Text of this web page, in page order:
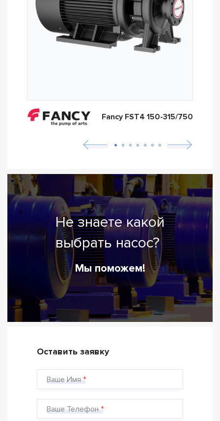
Fancy FST4 150-315/750
Не знаете какой
выбрать насос?
Мы поможем!
Оставить заявку
Ваше Имя
Ваше Телефон